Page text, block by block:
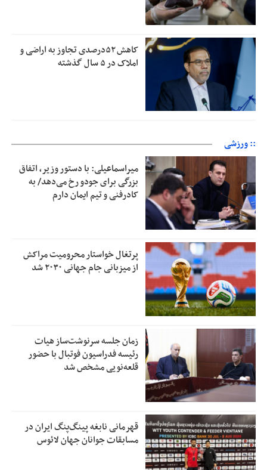
کاهش ۵۲درصدی تجاوز به اراضی و
املاک در ۵ سال گذشته
:: ورزشی
میراسماعیلی: با دستور وزیر، اتفاق
بزرگی برای جودو رخ می‌دهد/ به
کادرفنی و تیم ایمان دارم
پرتغال خواستار محرومیت مراکش
از میزبانی جام جهانی ۲۰۳۰ شد
زمان جلسه سرنوشت‌ساز هیات
رئیسه فدراسیون فوتبال با حضور
قلعه‌نویی مشخص شد
قهرمانی نابغه پینگ‌پنگ ایران در
مسابقات جوانان جهان لائوس